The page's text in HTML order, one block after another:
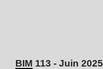
BIM 113 - Juin 2025